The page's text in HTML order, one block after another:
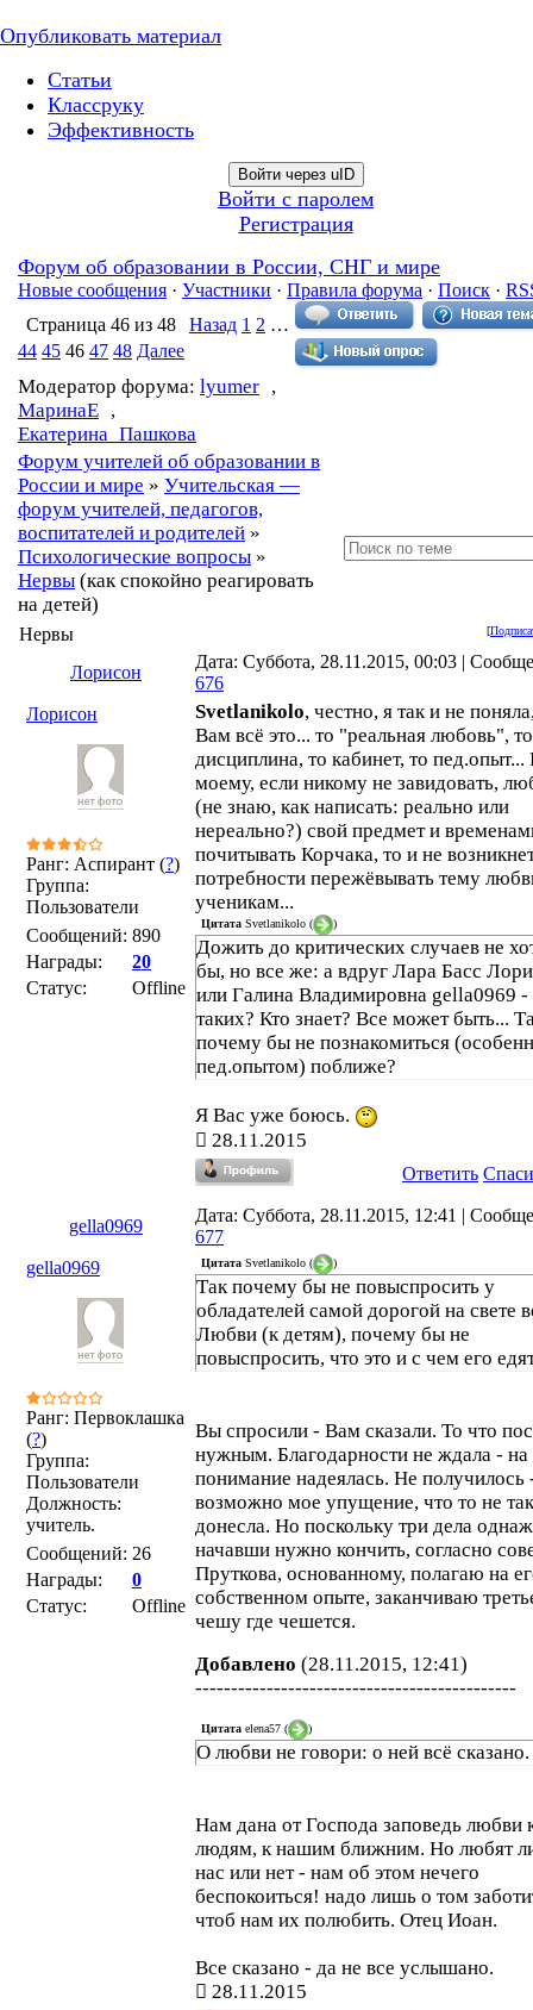
Опубликовать материал
Статьи
Классруку
Эффективность
Войти через uID
Войти с паролем
Регистрация
Форум об образовании в России, СНГ и мире
Новые сообщения · Участники · Правила форума · Поиск ·
Страница 46 из 48 Назад 1 2 …
44 45 46 47 48 Далее
Модератор форума: lyumer ,
МаринаЕ ,
Екатерина_Пашкова
Форум учителей об образовании в
России и мире » Учительская —
форум учителей, педагогов,
воспитателей и родителей »
Психологические вопросы »
Нервы (как спокойно реагировать
на детей)
[
Нервы
Лорисон
Дата: Суббота, 28.11.2015, 00:03 |
676
Лорисон
Ранг: Аспирант (?)
Группа:
Пользователи
Сообщений: 890
Награды:
20
Статус:
Offline
Svetlanikolo, честно, я так и не
Вам всё это... то "реальная любовь", то
дисциплина, то кабинет, то
моему, если никому не завидовать,
(не знаю, как написать: реально или
нереально?) свой предмет и
почитывать Корчака, то и не
потребности пережёвывать тему
ученикам...
Цитата Svetlanikolo ( )
Дожить до критических случаев не
бы, но все же: а вдруг Лара Басс
или Галина Владимировна gella0969 -
таких? Кто знает? Все может быть...
почему бы не познакомиться
пед.опытом) поближе?
Я Вас уже боюсь.
28.11.2015
Ответить
gella0969
Дата: Суббота, 28.11.2015, 12:41 |
677
gella0969
Ранг: Первоклашка
(?)
Группа:
Пользователи
Должность:
учитель.
Сообщений: 26
Награды:
0
Статус:
Offline
Цитата Svetlanikolo ( )
Так почему бы не повыспросить у
обладателей самой дорогой на свете
Любви (к детям), почему бы не
повыспросить, что это и с чем его
Вы спросили - Вам сказали. То что
нужным. Благодарности не ждала - на
понимание надеялась. Не получилось
возможно мое упущение, что то не так
донесла. Но поскольку три дела
начавши нужно кончить, согласно
Пруткова, основанному, полагаю на
собственном опыте, заканчиваю
чешу где чешется.
Добавлено (28.11.2015, 12:41)
---------------------------------------------
Цитата elena57 ( )
О любви не говори: о ней всё сказано.
Нам дана от Господа заповедь любви
людям, к нашим ближним. Но любят
нас или нет - нам об этом нечего
беспокоиться! надо лишь о том
чтоб нам их полюбить. Отец Иоан.
Все сказано - да не все услышано.
28.11.2015